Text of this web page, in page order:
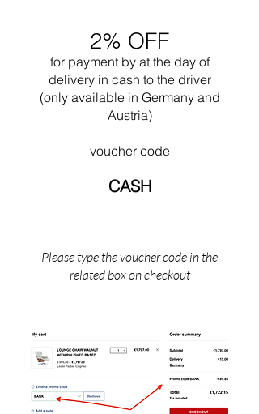
Chandigar (India). Dit project omvatte het
ontwerp van alle openbare gebouwen voor
deze stad. In 1965 stierf hij tijdens het
zwemmen in de buurt van zijn Cabanon in
Saint Martin (Zuid-Frankrijk).
2% OFF
for payment by at the day of
delivery in cash to the driver
(only available in Germany and
Austria)
voucher code
CASH
Please type the voucher code in the
related box on checkout